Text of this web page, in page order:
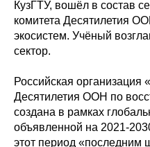
КузГТУ, вошёл в состав
комитета Десятилетия
экосистем. Учёный
сектор.
Российская организация
Десятилетия ООН по
создана в рамках
объявленной на 2021-
этот период «последним